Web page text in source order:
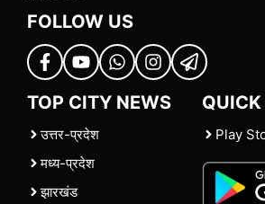
FOLLOW US
TOP CITY NEWS
उत्तर-प्रदेश
मध्य-प्रदेश
झारखंड
Play